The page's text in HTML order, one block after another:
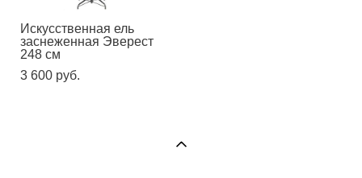
Искусственная ель
заснеженная Эверест
248 см
3 600 pуб.